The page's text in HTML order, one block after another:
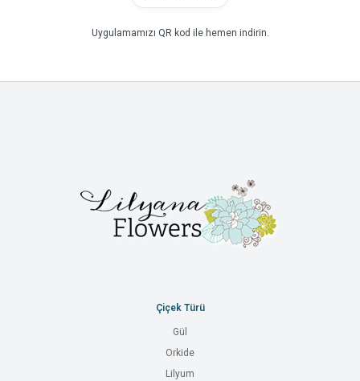
Uygulamamızı QR kod ile hemen indirin.
Çiçek Türü
Gül
Orkide
Lilyum